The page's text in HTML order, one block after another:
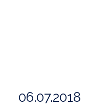
06.07.2018